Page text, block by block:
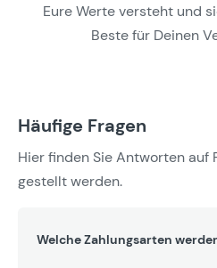
Eure Werte versteht und
Beste für Deinen
Häufige Fragen
Hier finden Sie Antworten auf
gestellt werden.
Welche Zahlungsarten